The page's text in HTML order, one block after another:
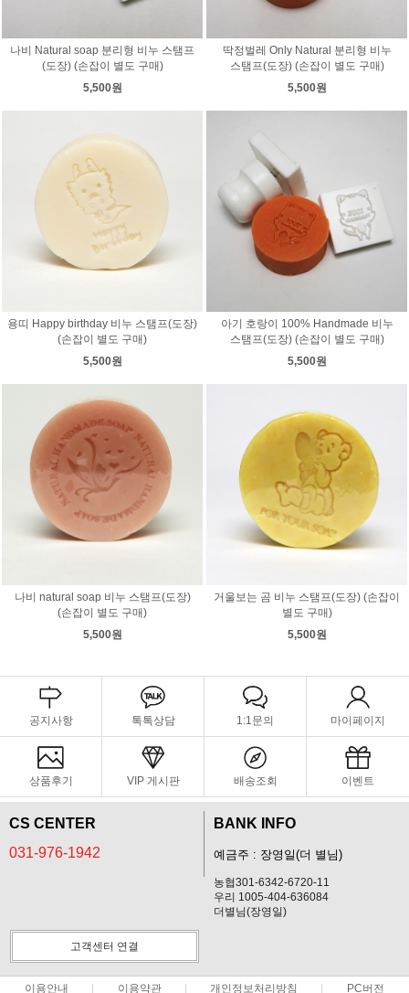
나비 Natural soap 분리형 비누 스탬프
(도장) (손잡이 별도 구매)
5,500원
딱정벌레 Only Natural 분리형 비누
스탬프(도장) (손잡이 별도 구매)
5,500원
용띠 Happy birthday 비누 스탬프(도장)
(손잡이 별도 구매)
5,500원
아기 호랑이 100% Handmade 비누
스탬프(도장) (손잡이 별도 구매)
5,500원
나비 natural soap 비누 스탬프(도장)
(손잡이 별도 구매)
5,500원
거울보는 곰 비누 스탬프(도장) (손잡이
별도 구매)
5,500원
공지사항 톡톡상담 1:1문의 마이페이지
상품후기 VIP 게시판 배송조회 이벤트
CS CENTER
031-976-1942
BANK INFO
예금주 : 장영일(더 별님)
농협301-6342-6720-11
우리 1005-404-636084
더별님(장영일)
고객센터 연결
이용안내 이용약관 개인정보처리방침 PC버전